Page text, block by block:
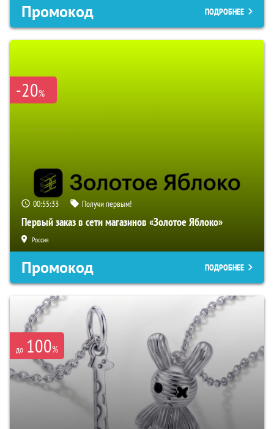
Промокод ПОДРОБНЕЕ
-20%
00:55:32 Получи первым!
Первый заказ в сети магазинов «Золотое Яблоко»
Россия
Промокод ПОДРОБНЕЕ
до 100%